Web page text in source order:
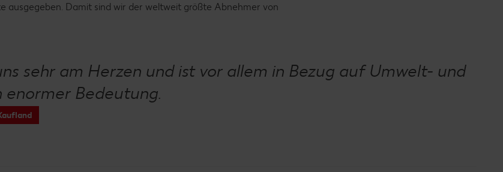
ausgegeben. Damit sind wir der weltweit größte Abnehmer von
sehr am Herzen und ist vor allem in Bezug auf Umwelt- und
enormer Bedeutung.